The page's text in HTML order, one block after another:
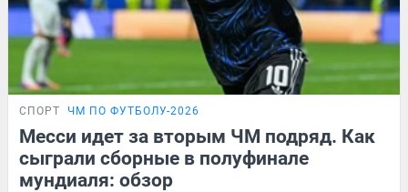
СПОРТ ЧМ ПО ФУТБОЛУ-2026
Месси идет за вторым ЧМ подряд. Как
сыграли сборные в полуфинале
мундиаля: обзор